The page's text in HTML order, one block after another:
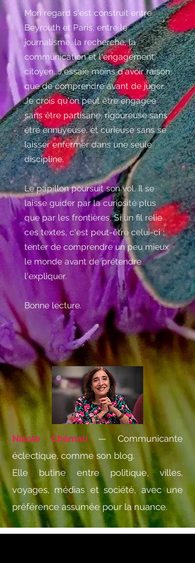
Mon regard s'est construit entre
Beyrouth et Paris, entre le
journalisme, la recherche, la
communication et l'engagement
citoyen. J'essaie moins d'avoir raison
que de comprendre avant de juger.
Je crois qu'on peut être engagée
sans être partisane, rigoureuse sans
être ennuyeuse, et curieuse sans se
laisser enfermer dans une seule
discipline.
Le papillon poursuit son vol. Il se
laisse guider par la curiosité plus
que par les frontières. Si un fil relie
ces textes, c'est peut-être celui-ci :
tenter de comprendre un peu mieux
le monde avant de prétendre
l'expliquer.
Bonne lecture.
Nicole Chémali — Communicante
éclectique, comme son blog.
Elle butine entre politique, villes,
voyages, médias et société, avec une
préférence assumée pour la nuance.